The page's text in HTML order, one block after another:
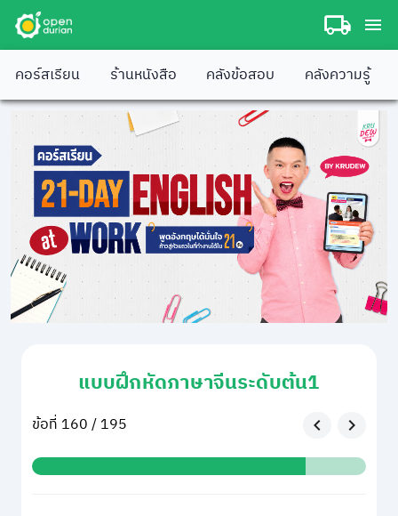
คอร์สเรียน ร้านหนังสือ คลังข้อสอบ คลังความรู้
แบบฝึกหัดภาษาจีนระดับต้น1
ข้อที่ 160 / 195